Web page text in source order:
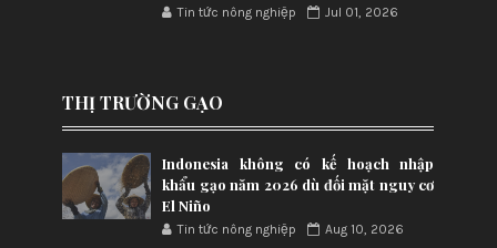
Tin tức nông nghiệp Jul 01, 2026
THỊ TRƯỜNG GẠO
Indonesia không có kế hoạch nhập
khẩu gạo năm 2026 dù đối mặt nguy cơ
El Niño
Tin tức nông nghiệp Aug 10, 2026